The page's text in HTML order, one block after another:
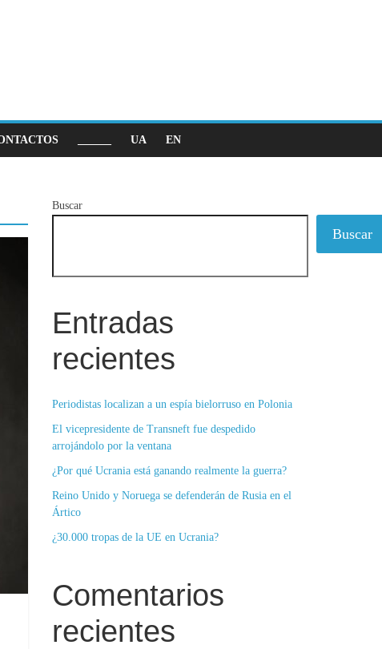
UA EN
Buscar
Buscar
Entradas
recientes
Periodistas localizan a un espía bielorruso en Polonia
El vicepresidente de Transneft fue despedido
arrojándolo por la ventana
¿Por qué Ucrania está ganando realmente la guerra?
Reino Unido y Noruega se defenderán de Rusia en el
Ártico
¿30.000 tropas de la UE en Ucrania?
Comentarios
recientes